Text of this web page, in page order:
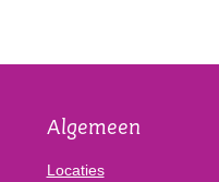
Algemeen
Locaties